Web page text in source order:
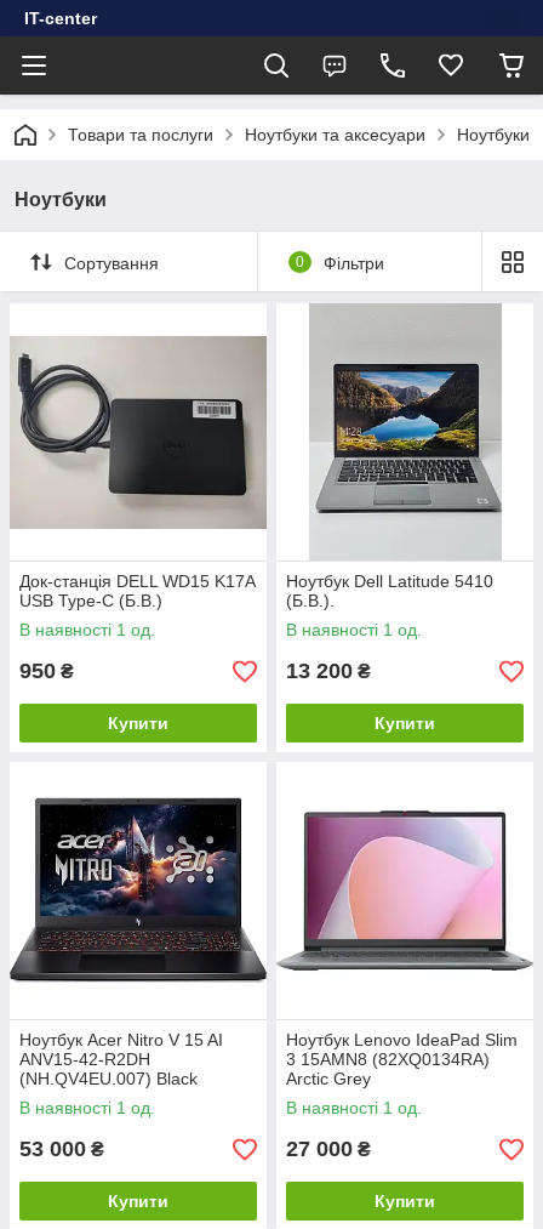
IT-center
Товари та послуги Ноутбуки та аксесуари Ноутбуки
Ноутбуки
Сортування 0 Фільтри
Док-станція DELL WD15 K17A
USB Type-C (Б.В.)
В наявності 1 од.
950 ₴
Купити
Ноутбук Dell Latitude 5410
(Б.В.).
В наявності 1 од.
13 200 ₴
Купити
Ноутбук Acer Nitro V 15 AI
ANV15-42-R2DH
(NH.QV4EU.007) Black
В наявності 1 од.
53 000 ₴
Купити
Ноутбук Lenovo IdeaPad Slim
3 15AMN8 (82XQ0134RA)
Arctic Grey
В наявності 1 од.
27 000 ₴
Купити